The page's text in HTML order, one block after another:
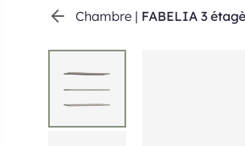
Chambre | FABELIA 3